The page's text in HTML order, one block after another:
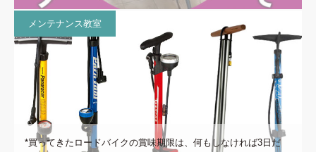
メンテナンス教室
*買ってきたロードバイクの賞味期限は、何もしなければ3日だ